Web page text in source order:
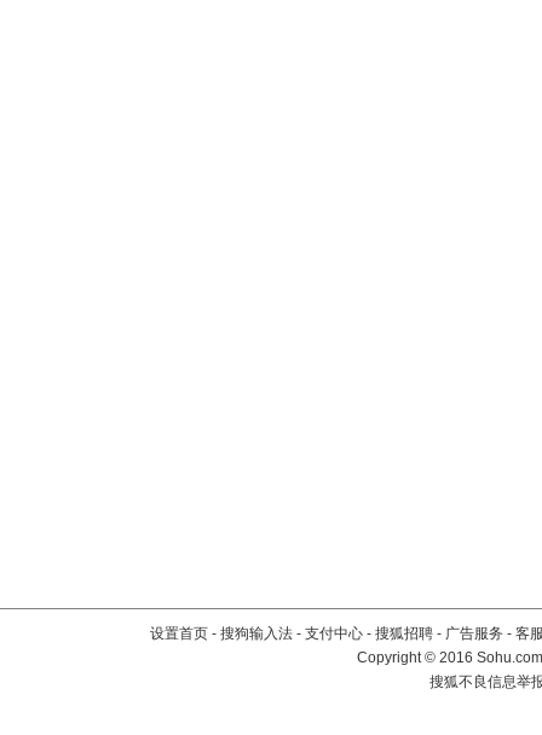
设置首页 - 搜狗输入法 - 支付中心 - 搜狐招聘 - 广告服务 - 客
Copyright©2016
搜狐不良信息举